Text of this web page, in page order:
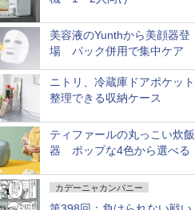
美容液のYunthから美顔器登
場 パック併用で集中ケア
ニトリ、冷蔵庫ドアポケット
整理できる収納ケース
ティファールの丸っこい炊飯
器 ポップな4色から選べる
カデーニャカンパニー